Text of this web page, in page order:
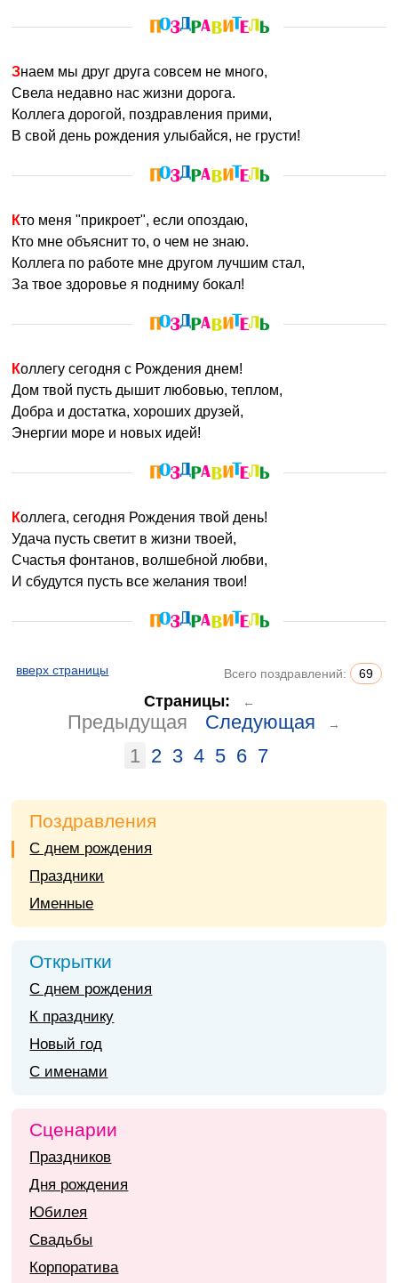
Знаем мы друг друга совсем не много,
Свела недавно нас жизни дорога.
Коллега дорогой, поздравления прими,
В свой день рождения улыбайся, не грусти!
Кто меня "прикроет", если опоздаю,
Кто мне объяснит то, о чем не знаю.
Коллега по работе мне другом лучшим стал,
За твое здоровье я подниму бокал!
Коллегу сегодня с Рождения днем!
Дом твой пусть дышит любовью, теплом,
Добра и достатка, хороших друзей,
Энергии море и новых идей!
Коллега, сегодня Рождения твой день!
Удача пусть светит в жизни твоей,
Счастья фонтанов, волшебной любви,
И сбудутся пусть все желания твои!
вверх страницы Всего поздравлений: 69
Страницы: ←
Предыдущая Следующая →
1 2 3 4 5 6 7
Поздравления
С днем рождения
Праздники
Именные
Открытки
С днем рождения
К празднику
Новый год
С именами
Сценарии
Праздников
Дня рождения
Юбилея
Свадьбы
Корпоратива